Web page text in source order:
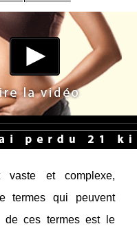
vaste et complexe,
termes qui peuvent
de ces termes est le